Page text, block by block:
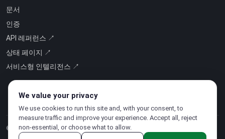
문서
인증
API 레퍼런스 ↗
상태 페이지 ↗
서비스형 인텔리전스 ↗
© 2026 CloudSigma Holding AG.모든 권리 보유
We value your privacy
We use cookies to run this site and, with your consent, to
measure traffic and improve your experience. Accept all, reject
non-essential, or choose what to allow.